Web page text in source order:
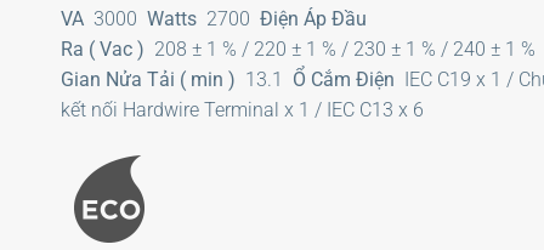
VA 3000 Watts 2700 Điện Áp Đầu
Ra ( Vac ) 208 ± 1 % / 220 ± 1 % / 230 ± 1 % / 240 ± 1 %
Gian Nửa Tải ( min ) 13.1 Ổ Cắm Điện
IEC C19 x 1 /
kết nối Hardwire Terminal x 1 / IEC C13 x 6